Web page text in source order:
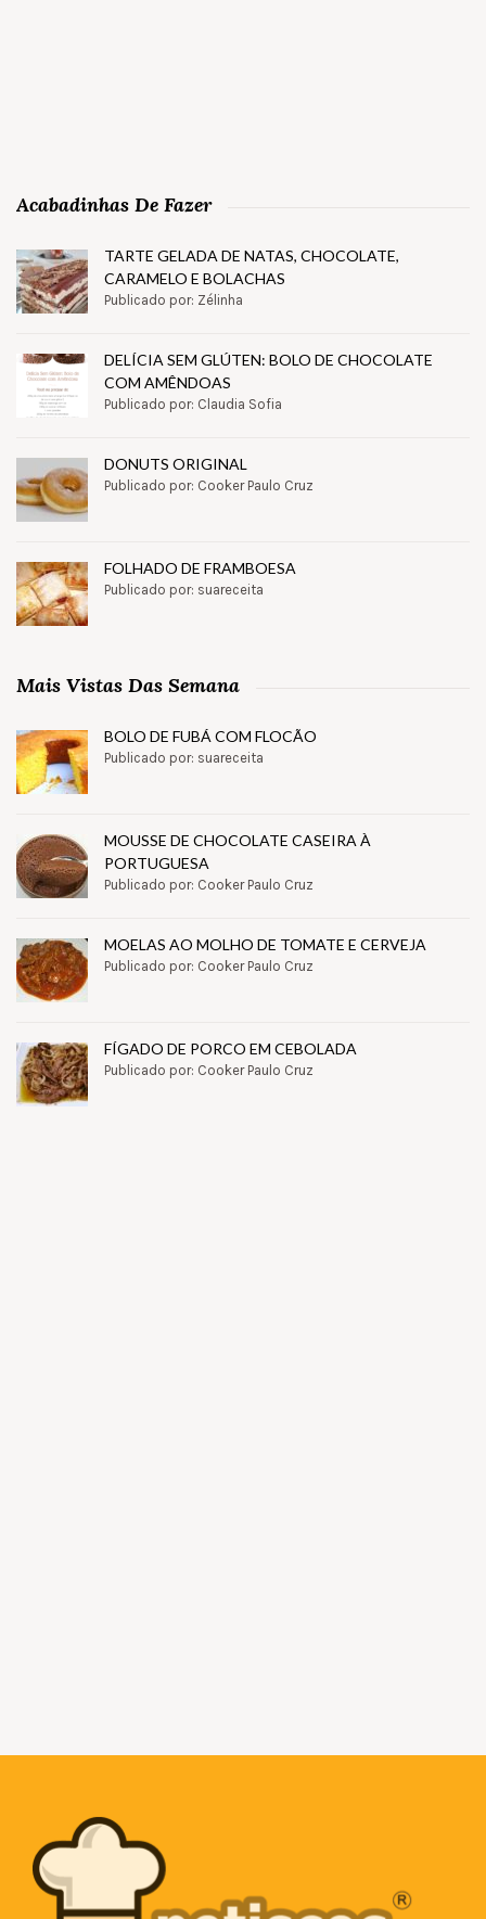
Acabadinhas De Fazer
TARTE GELADA DE NATAS, CHOCOLATE,
CARAMELO E BOLACHAS
Publicado por: Zélinha
DELÍCIA SEM GLÚTEN: BOLO DE CHOCOLATE
COM AMÊNDOAS
Publicado por: Claudia Sofia
DONUTS ORIGINAL
Publicado por: Cooker Paulo Cruz
FOLHADO DE FRAMBOESA
Publicado por: suareceita
Mais Vistas Das Semana
BOLO DE FUBÁ COM FLOCÃO
Publicado por: suareceita
MOUSSE DE CHOCOLATE CASEIRA À
PORTUGUESA
Publicado por: Cooker Paulo Cruz
MOELAS AO MOLHO DE TOMATE E CERVEJA
Publicado por: Cooker Paulo Cruz
FÍGADO DE PORCO EM CEBOLADA
Publicado por: Cooker Paulo Cruz